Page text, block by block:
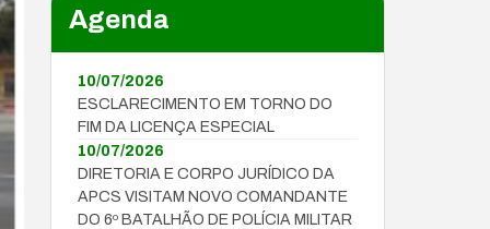
Agenda
10/07/2026
ESCLARECIMENTO EM TORNO DO
FIM DA LICENÇA ESPECIAL
10/07/2026
DIRETORIA E CORPO JURÍDICO DA
APCS VISITAM NOVO COMANDANTE
DO 6º BATALHÃO DE POLÍCIA MILITAR